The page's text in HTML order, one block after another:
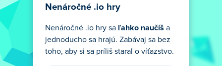
Nenáročné .io hry
Nenáročné .io hry sa ľahko naučíš a
jednoducho sa hrajú. Zabávaj sa bez
toho, aby si sa príliš staral o víťazstvo.